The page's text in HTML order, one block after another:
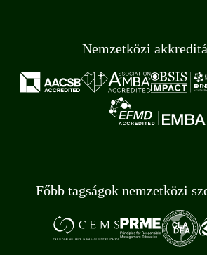
Nemzetközi
Főbb tagságok nemzetközi